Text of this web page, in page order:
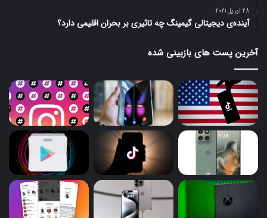
28 آوریل 2021
آینده‌ی دیجیتالی گیمینگ چه تاثیری بر بحران اقلیمی دارد؟
آخرین پست های بازبینی شده